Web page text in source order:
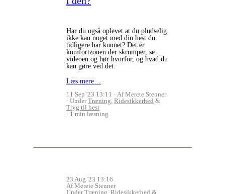
Har du også oplevet at du pludselig
ikke kan noget med din hest du
tidligere har kunnet? Det er
komfortzonen der skrumper, se
videoen og hør hvorfor, og hvad du
kan gøre ved det.
Læs mere…
11 Sep '23 13:11
Af Merete Stenner
UnderTræning, Ridesikkerhed &
Tryg til hest
1 min læsning
23 Aug '23 13:16
Af Merete Stenner
UnderTræning, Ridesikkerhed &